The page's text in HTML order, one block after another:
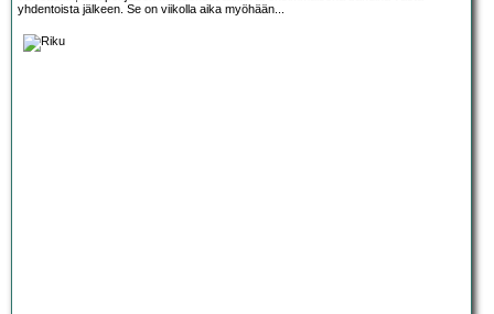
yhdentoista jälkeen. Se on viikolla aika myöhään...